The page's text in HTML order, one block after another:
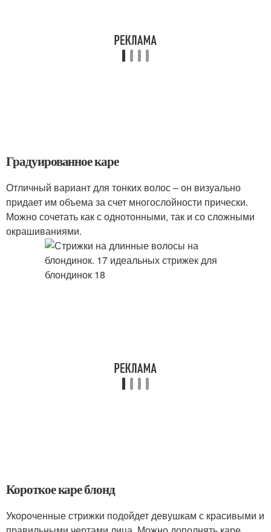
Градуированное каре
Отличный вариант для тонких волос – он визуально
придает им объема за счет многослойности прически.
Можно сочетать как с однотонными, так и со сложными
окрашиваниями.
Короткое каре блонд
Укороченные стрижки подойдет девушкам с красивыми и